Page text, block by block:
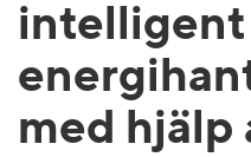
intelligent
med hjälp